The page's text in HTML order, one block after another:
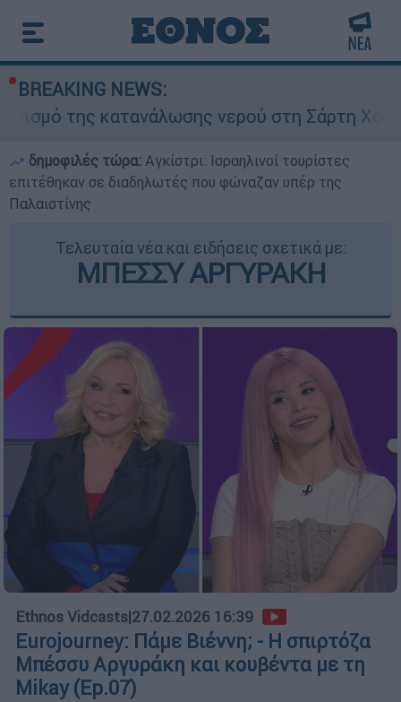
BREAKING NEWS:
κατανάλωσης νερού στη Σάρτη Χαλκιδικής -
δημοφιλές τώρα: Αγκίστρι: Ισραηλινοί τουρίστες
επιτέθηκαν σε διαδηλωτές που φώναζαν υπέρ της
Παλαιστίνης
Τελευταία νέα και ειδήσεις σχετικά με:
ΜΠΕΣΣΥ ΑΡΓΥΡΑΚΗ
Ethnos Vidcasts|27.02.2026 16:39
Eurojourney: Πάμε Βιέννη; - Η σπιρτόζα
Μπέσσυ Αργυράκη και κουβέντα με τη
Mikay (Ep.07)